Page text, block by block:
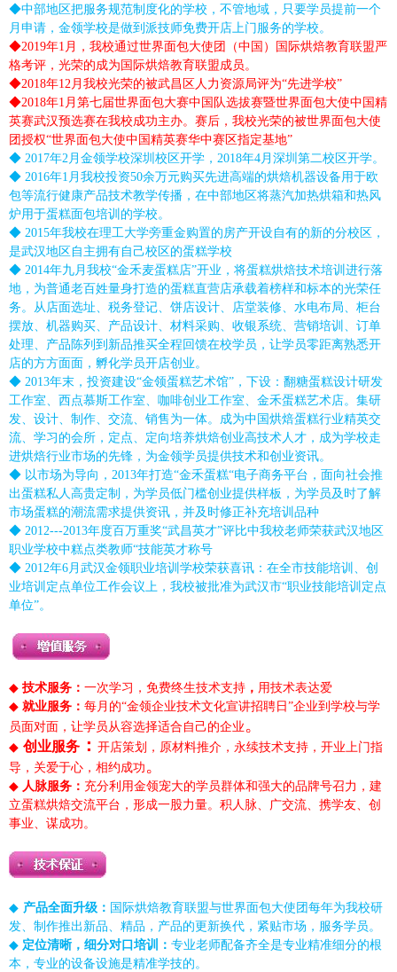
◆中部地区把服务规范制度化的学校，不管地域，只要学员提前一个
月申请，金领学校是做到派技师免费开店上门服务的学校。
◆2019年1月，我校通过世界面包大使团（中国）国际烘焙教育联盟严
格考评，光荣的成为国际烘焙教育联盟成员。
◆2018年12月我校光荣的被武昌区人力资源局评为“先进学校”
◆2018年1月第七届世界面包大赛中国队选拔赛暨世界面包大使中国精
英赛武汉预选赛在我校成功主办。赛后，我校光荣的被世界面包大使
团授权“世界面包大使中国精英赛华中赛区指定基地”
◆ 2017年2月金领学校深圳校区开学，2018年4月深圳第二校区开学。
◆ 2016年1月我校投资50余万元购买先进高端的烘焙机器设备用于欧
包等流行健康产品技术教学传播，在中部地区将蒸汽加热烘箱和热风
炉用于蛋糕面包培训的学校。
◆ 2015年我校在理工大学旁重金购置的房产开设自有的新的分校区，
是武汉地区自主拥有自己校区的蛋糕学校
◆ 2014年九月我校“金禾麦蛋糕店”开业，将蛋糕烘焙技术培训进行落
地，为普通老百姓量身打造的蛋糕直营店承载着榜样和标本的光荣任
务。从店面选址、税务登记、饼店设计、店堂装修、水电布局、柜台
摆放、机器购买、产品设计、材料采购、收银系统、营销培训、订单
处理、产品陈列到新品推买全程回馈在校学员，让学员零距离熟悉开
店的方方面面，孵化学员开店创业。
◆ 2013年末，投资建设“金领蛋糕艺术馆”，下设：翻糖蛋糕设计研发
工作室、西点慕斯工作室、咖啡创业工作室、金禾蛋糕艺术店。集研
发、设计、制作、交流、销售为一体。成为中国烘焙蛋糕行业精英交
流、学习的会所，定点、定向培养烘焙创业高技术人才，成为学校走
进烘焙行业市场的先锋，为金领学员提供技术和创业资讯。
◆ 以市场为导向，2013年打造“金禾蛋糕“电子商务平台，面向社会推
出蛋糕私人高贵定制，为学员低门槛创业提供样板，为学员及时了解
市场蛋糕的潮流需求提供资讯，并及时修正补充培训品种
◆ 2012---2013年度百万重奖“武昌英才”评比中我校老师荣获武汉地区
职业学校中糕点类教师“技能英才称号
◆ 2012年6月武汉金领职业培训学校荣获喜讯：在全市技能培训、创
业培训定点单位工作会议上，我校被批准为武汉市“职业技能培训定点
单位”。
◆ 技术服务： 一次学习，免费终生技术支持 ， 用技术表达爱
◆ 就业服务： 每月的“金领企业技术文化宣讲招聘日”企业到学校与学
员面对面，让学员从容选择适合自己的企业 。
◆ 创业服务 ： 开店策划，原材料推介，永续技术支持，开业上门指
导，关爱于心，相约成功 。
◆ 人脉服务： 充分利用金领宠大的学员群体和强大的品牌号召力，建
立蛋糕烘焙交流平台，形成一股力量。积人脉、广交流、携学友、创
事业、谋成功。
◆ 产品全面升级： 国际烘焙教育联盟与世界面包大使团每年为我校研
发、制作推出新品、精品，产品的更新换代，紧贴市场，服务学员。
◆ 定位清晰，细分对口培训： 专业老师配备齐全是专业精准细分的根
本，专业的设备设施是精准学技的。